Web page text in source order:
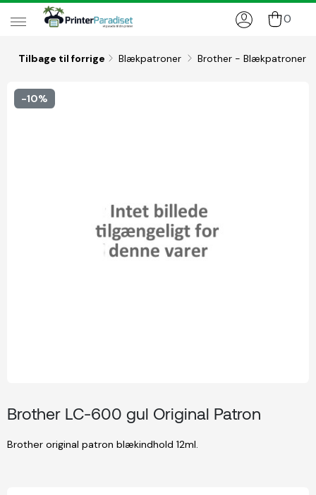
0
Tilbage til forrige Blækpatroner Brother - Blækpatroner
-10%
Brother LC-600 gul Original Patron
Brother original patron blækindhold 12ml.